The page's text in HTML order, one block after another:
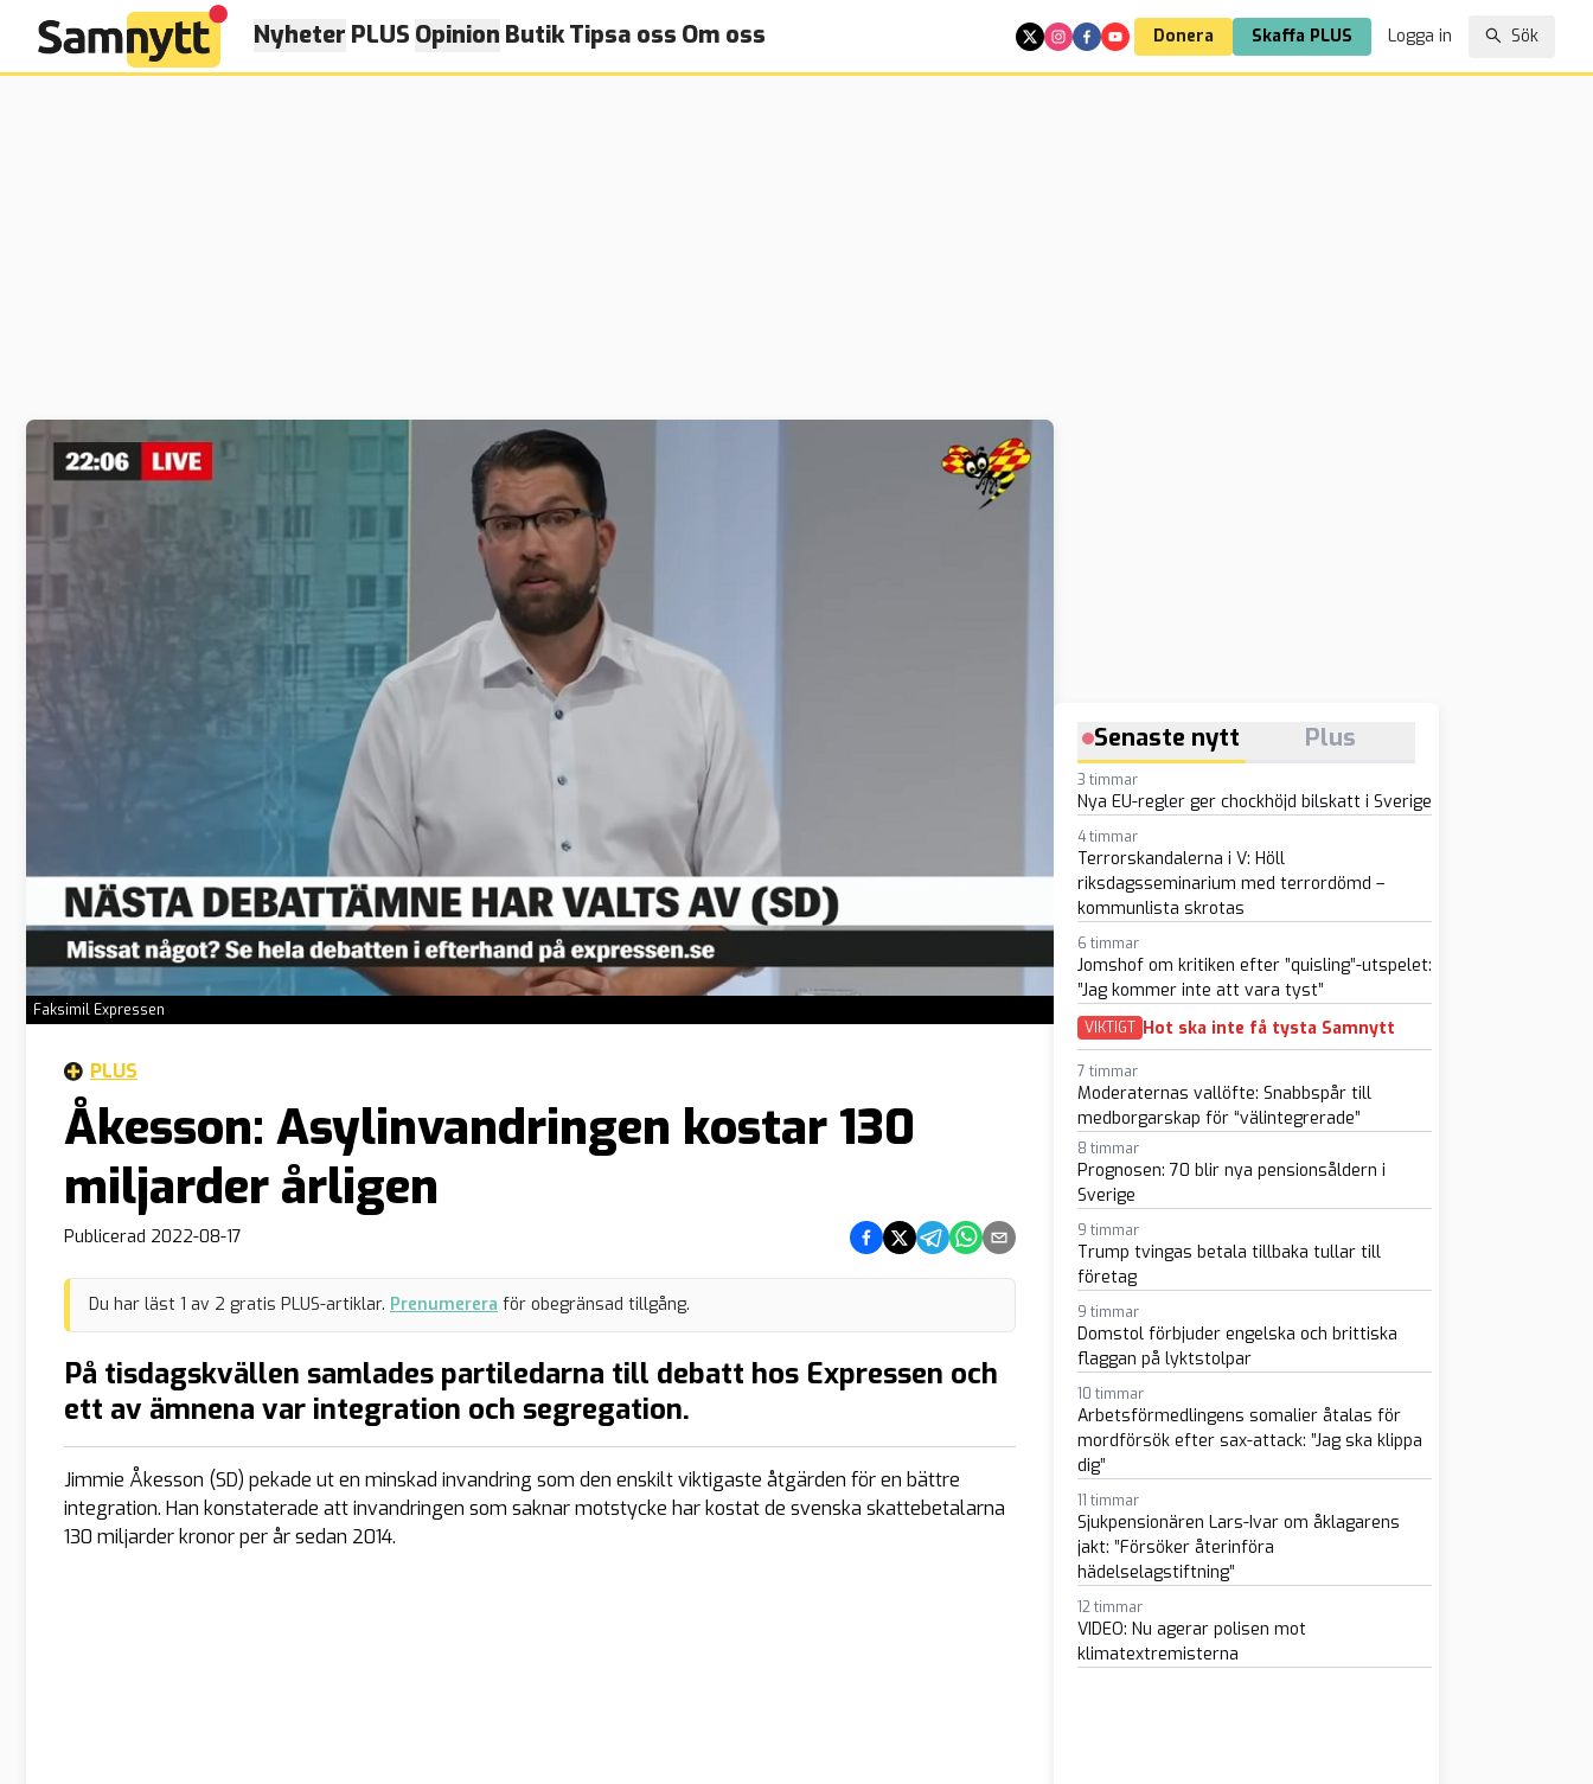
Nyheter PLUS Opinion ButikTipsa oss Om oss Donera Skaffa PLUS Logga in Sök
Faksimil Expressen
PLUS
Åkesson: Asylinvandringen kostar 130
miljarder årligen
Publicerad 2022-08-17 Dela på Facebook
Dela på Twitter
Dela på Telegram
Dela på Whatsapp
Dela via e-post
Du har läst 1 av 2 gratis PLUS-artiklar. Prenumerera för obegränsad tillgång.
På tisdagskvällen samlades partiledarna till debatt hos Expressen och
ett av ämnena var integration och segregation.
Jimmie Åkesson (SD) pekade ut en minskad invandring som den enskilt viktigaste åtgärden för en bättre
integration. Han konstaterade att invandringen som saknar motstycke har kostat de svenska skattebetalarna
130 miljarder kronor per år sedan 2014.
Senaste nytt Plus
3 timmar
Nya EU-regler ger chockhöjd bilskatt i Sverige
4 timmar
Terrorskandalerna i V: Höll
riksdagsseminarium med terrordömd –
kommunlista skrotas
6 timmar
Jomshof om kritiken efter ”quisling”-utspelet:
”Jag kommer inte att vara tyst”
VIKTIGT Hot ska inte få tysta Samnytt
7 timmar
Moderaternas vallöfte: Snabbspår till
medborgarskap för “välintegrerade”
8 timmar
Prognosen: 70 blir nya pensionsåldern i
Sverige
9 timmar
Trump tvingas betala tillbaka tullar till
företag
9 timmar
Domstol förbjuder engelska och brittiska
flaggan på lyktstolpar
10 timmar
Arbetsförmedlingens somalier åtalas för
mordförsök efter sax-attack: ”Jag ska klippa
dig”
11 timmar
Sjukpensionären Lars-Ivar om åklagarens
jakt: ”Försöker återinföra
hädelselagstiftning”
12 timmar
VIDEO: Nu agerar polisen mot
klimatextremisterna